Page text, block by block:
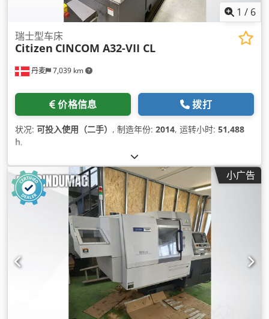
1 / 6
丹麦 7,039 km
瑞士型车床
Citizen CINCOM A32-VII CL
价格信息 拨打
状况: 可投入使用（二手） , 制造年份: 2014, 运转小时: 51,488
h,
小广告